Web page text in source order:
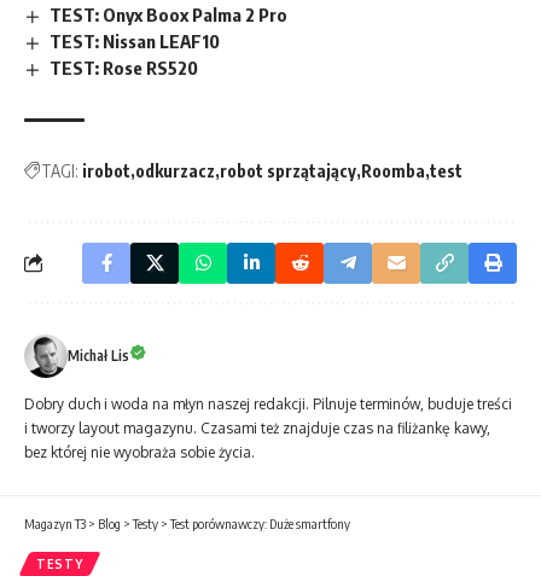
TEST: Onyx Boox Palma 2 Pro
TEST: Nissan LEAF10
TEST: Rose RS520
TAGI: irobot odkurzacz robot sprzątający Roomba test
Michał Lis
Dobry duch i woda na młyn naszej redakcji. Pilnuje terminów, buduje treści
i tworzy layout magazynu. Czasami też znajduje czas na filiżankę kawy,
bez której nie wyobraża sobie życia.
Magazyn T3 > Blog >Testy >Test porównawczy: Duże smartfony
TESTY